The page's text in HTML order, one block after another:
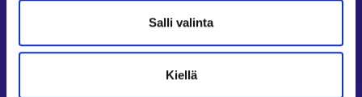
Salli valinta
Kiellä
Osaamispolku⁠